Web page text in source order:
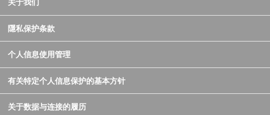
关于我们
隱私保护条款
个人信息使用管理
有关特定个人信息保护的基本方针
关于数据与连接的履历